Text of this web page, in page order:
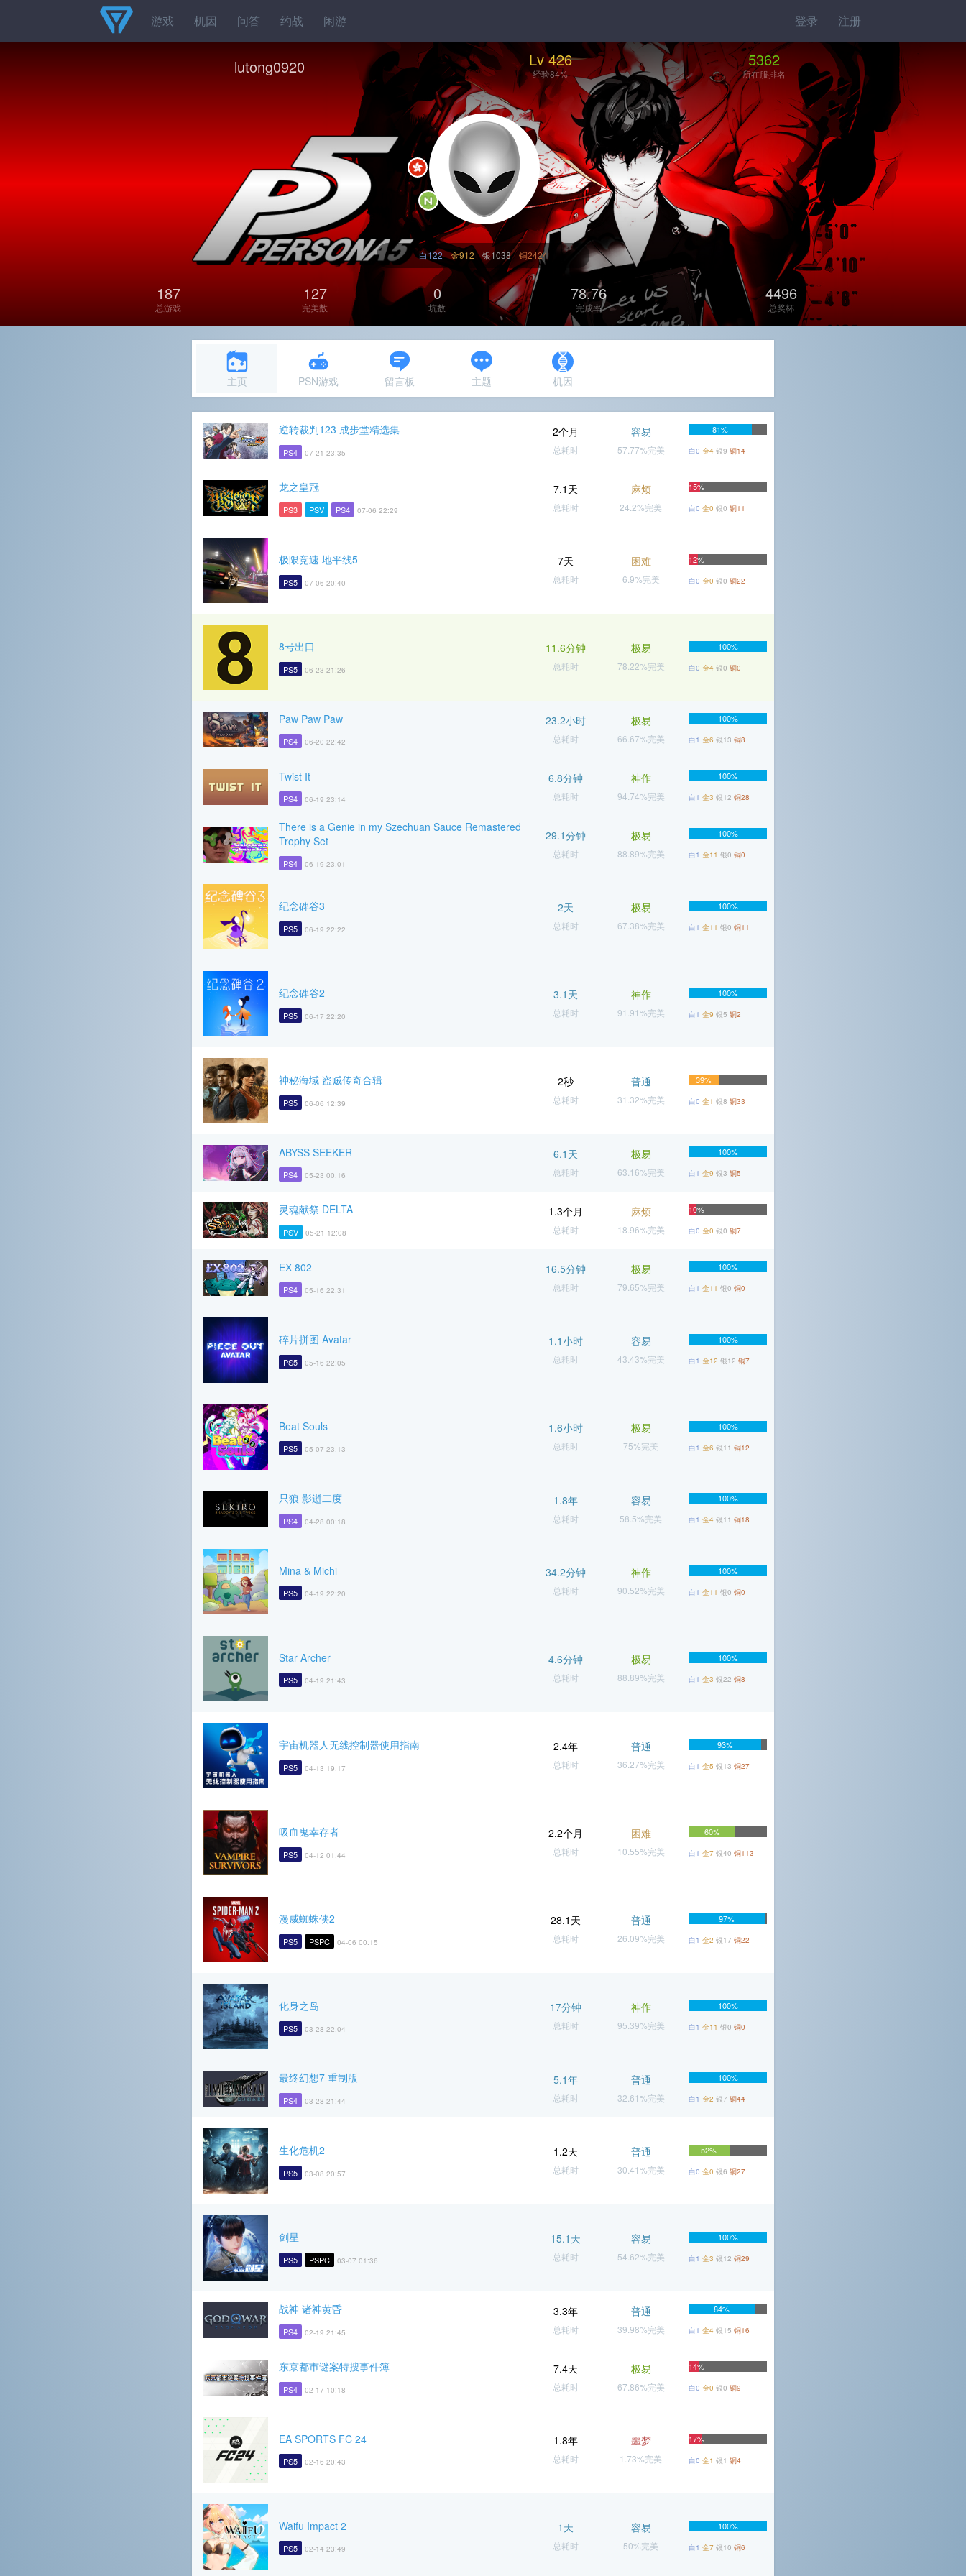
登录 注册
游戏 机因 问答 约战 闲游
lutong0920 Lv 426
经验84%
5362
所在服排名
白122 金912 银1038 铜2424
187
总游戏
127
完美数
0
坑数
78.76
完成率
4496
总奖杯
主页 PSN游戏 留言板 主题 机因
逆转裁判123 成步堂精选集
PS4 07-21 23:35
2个月
总耗时
容易
57.77%完美
81%
白0 金4 银9 铜14
龙之皇冠
PS3 PSV PS4 07-06 22:29
7.1天
总耗时
麻烦
24.2%完美
15%
白0 金0 银0 铜11
极限竞速 地平线5
PS5 07-06 20:40
7天
总耗时
困难
6.9%完美
12%
白0 金0 银0 铜22
8号出口
PS5 06-23 21:26
11.6分钟
总耗时
极易
78.22%完美
100%
白0 金4 银0 铜0
Paw Paw Paw
PS4 06-20 22:42
23.2小时
总耗时
极易
66.67%完美
100%
白1 金6 银13 铜8
Twist It
PS4 06-19 23:14
6.8分钟
总耗时
神作
94.74%完美
100%
白1 金3 银12 铜28
There is a Genie in my Szechuan Sauce Remastered
Trophy Set
PS4 06-19 23:01
29.1分钟
总耗时
极易
88.89%完美
100%
白1 金11 银0 铜0
纪念碑谷3
PS5 06-19 22:22
2天
总耗时
极易
67.38%完美
100%
白1 金11 银0 铜11
纪念碑谷2
PS5 06-17 22:20
3.1天
总耗时
神作
91.91%完美
100%
白1 金9 银5 铜2
神秘海域 盗贼传奇合辑
PS5 06-06 12:39
2秒
总耗时
普通
31.32%完美
39%
白0 金1 银8 铜33
ABYSS SEEKER
PS4 05-23 00:16
6.1天
总耗时
极易
63.16%完美
100%
白1 金9 银3 铜5
灵魂献祭 DELTA
PSV 05-21 12:08
1.3个月
总耗时
麻烦
18.96%完美
10%
白0 金0 银0 铜7
EX-802
PS4 05-16 22:31
16.5分钟
总耗时
极易
79.65%完美
100%
白1 金11 银0 铜0
碎片拼图 Avatar
PS5 05-16 22:05
1.1小时
总耗时
容易
43.43%完美
100%
白1 金12 银12 铜7
Beat Souls
PS5 05-07 23:13
1.6小时
总耗时
极易
75%完美
100%
白1 金6 银11 铜12
只狼 影逝二度
PS4 04-28 00:18
1.8年
总耗时
容易
58.5%完美
100%
白1 金4 银11 铜18
Mina & Michi
PS5 04-19 22:20
34.2分钟
总耗时
神作
90.52%完美
100%
白1 金11 银0 铜0
Star Archer
PS5 04-19 21:43
4.6分钟
总耗时
极易
88.89%完美
100%
白1 金3 银22 铜8
宇宙机器人无线控制器使用指南
PS5 04-13 19:17
2.4年
总耗时
普通
36.27%完美
93%
白1 金5 银13 铜27
吸血鬼幸存者
PS5 04-12 01:44
2.2个月
总耗时
困难
10.55%完美
60%
白1 金7 银40 铜113
漫威蜘蛛侠2
PS5 PSPC 04-06 00:15
28.1天
总耗时
普通
26.09%完美
97%
白1 金2 银17 铜22
化身之岛
PS5 03-28 22:04
17分钟
总耗时
神作
95.39%完美
100%
白1 金11 银0 铜0
最终幻想7 重制版
PS4 03-28 21:44
5.1年
总耗时
普通
32.61%完美
100%
白1 金2 银7 铜44
生化危机2
PS5 03-08 20:57
1.2天
总耗时
普通
30.41%完美
52%
白0 金0 银6 铜27
剑星
PS5 PSPC 03-07 01:36
15.1天
总耗时
容易
54.62%完美
100%
白1 金3 银12 铜29
战神 诸神黄昏
PS4 02-19 21:45
3.3年
总耗时
普通
39.98%完美
84%
白1 金4 银15 铜16
东京都市谜案特搜事件簿
PS4 02-17 10:18
7.4天
总耗时
极易
67.86%完美
14%
白0 金0 银0 铜9
EA SPORTS FC 24
PS5 02-16 20:43
1.8年
总耗时
噩梦
1.73%完美
17%
白0 金1 银1 铜4
Waifu Impact 2
PS5 02-14 23:49
1天
总耗时
容易
50%完美
100%
白1 金7 银10 铜6